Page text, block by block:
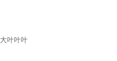
大叶叶叶